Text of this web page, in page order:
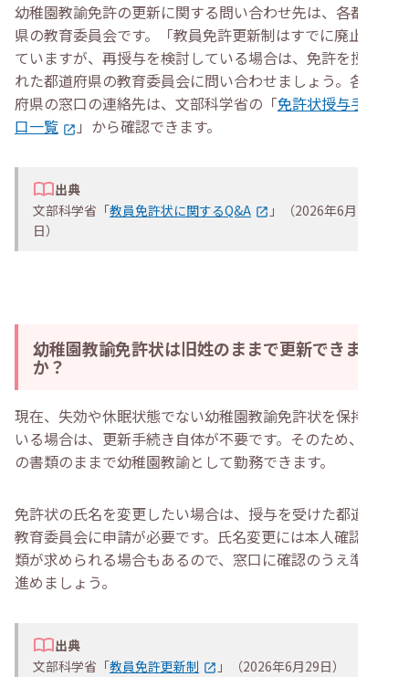
幼稚園教諭免許の更新に関する問い合わせ先は、各都道府
県の教育委員会です。「教員免許更新制はすでに廃止され
ていますが、再授与を検討している場合は、免許を授与さ
れた都道府県の教育委員会に問い合わせましょう。各都道
府県の窓口の連絡先は、文部科学省の「免許状授与手続窓
口一覧
」から確認できます。
出典
文部科学省「教員免許状に関するQ&A
」（2026年6月29
日）
幼稚園教諭免許状は旧姓のままで更新できます
か？
現在、失効や休眠状態でない幼稚園教諭免許状を保持して
いる場合は、更新手続き自体が不要です。そのため、旧姓
の書類のままで幼稚園教諭として勤務できます。
免許状の氏名を変更したい場合は、授与を受けた都道府県
教育委員会に申請が必要です。氏名変更には本人確認の書
類が求められる場合もあるので、窓口に確認のうえ準備を
進めましょう。
出典
文部科学省「教員免許更新制 」（2026年6月29日）